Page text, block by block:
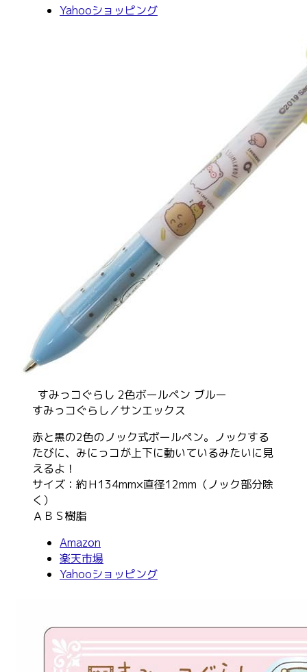
Yahooショッピング
すみっコぐらし 2色ボールペン ブルー
すみっコぐらし／サンエックス
赤と黒の2色のノック式ボールペン。ノックする
たびに、みにっコが上下に動いているみたいに見
えるよ！
サイズ：約Ｈ134mm×直径12mm（ノック部分除
く）
ＡＢＳ樹脂
Amazon
楽天市場
Yahooショッピング